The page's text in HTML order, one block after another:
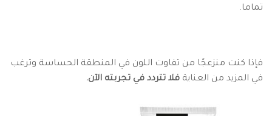
تماما.
فإذا كنت منزعجًا من تفاوت اللون في المنطقة الحساسة وترغب
في المزيد من العناية فلا تتردد في تجربته الآن.